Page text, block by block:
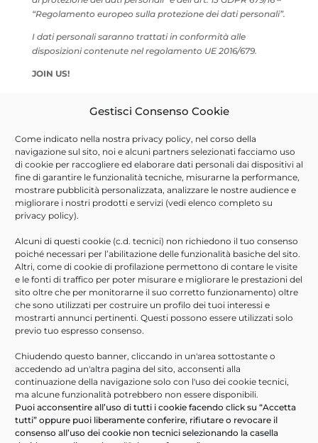
Gestisci Consenso Cookie
Come indicato nella nostra privacy policy, nel corso della
navigazione sul sito, noi e alcuni partners selezionati facciamo uso
di cookie per raccogliere ed elaborare dati personali dai dispositivi al
fine di garantire le funzionalità tecniche, misurarne la performance,
mostrare pubblicità personalizzata, analizzare le nostre audience e
migliorare i nostri prodotti e servizi (vedi elenco completo su
privacy policy).
Alcuni di questi cookie (c.d. tecnici) non richiedono il tuo consenso
poiché necessari per l’abilitazione delle funzionalità basiche del sito.
Altri, come di cookie di profilazione permettono di contare le visite
e le fonti di traffico per poter misurare e migliorare le prestazioni del
sito oltre che per monitorarne il suo corretto funzionamento) oltre
che sono utilizzati per costruire un profilo dei tuoi interessi e
mostrarti annunci pertinenti. Questi possono essere utilizzati solo
previo tuo espresso consenso.
Chiudendo questo banner, cliccando in un'area sottostante o
accedendo ad un'altra pagina del sito, acconsenti alla
continuazione della navigazione solo con l'uso dei cookie tecnici,
ma alcune funzionalità potrebbero non essere disponibili.
Puoi acconsentire all’uso di tutti i cookie facendo click su “Accetta
tutti” oppure puoi liberamente conferire, rifiutare o revocare il
consenso all’uso dei cookie non tecnici selezionando la casella
“Regolamento europeo sulla protezione dei dati personali”.
I dati personali saranno trattati in conformità alle
disposizioni contenute nel regolamento UE 2016/679.
JOIN US!
Inserisci il CV*
Dichiaro di aver preso visione della
informativa sulla Privacy*
Acconsento al trattamento dei dati per le finalità